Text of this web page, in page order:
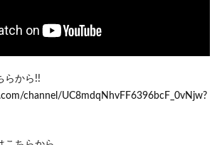
らから!!
channel/UC8mdqNhvFF6396bcF_0vNjw?